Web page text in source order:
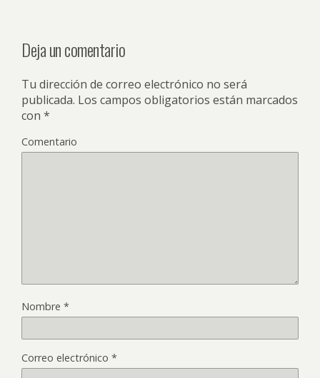
Deja un comentario
Tu dirección de correo electrónico no será
publicada. Los campos obligatorios están marcados
con *
Comentario
Nombre *
Correo electrónico *